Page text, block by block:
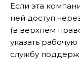
Если эта
ней доступ
(в верхнем
указать
службу